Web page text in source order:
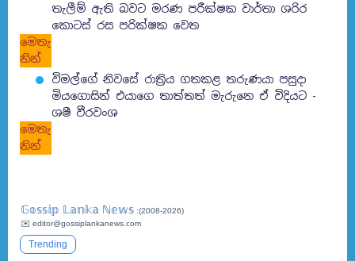
තැලීම් ඇති බවට මරණ පරීක්ෂක වාර්තා ශරිර
කොටස් රස පරික්ෂක වෙත
මෙතැ
නින්
විමල්ගේ නිවසේ රාත්‍රිය ගතකළ තරුණයා පසුදා
මියගොසින් එයාගෙ තාත්තත් මැරුනෙ ඒ විදියට -
ශෂී වීරවංශ
මෙතැ
නින්
𝔾𝕠𝕤𝕤𝕚𝕡 𝕃𝕒𝕟𝕜𝕒 ℕ𝕖𝕨𝕤 :(2008-2026)
✉️ editor@gossiplankanews.com
Trending